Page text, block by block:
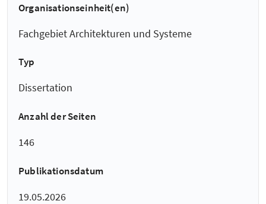
Organisationseinheit(en)
Fachgebiet Architekturen und Systeme
Typ
Dissertation
Anzahl der Seiten
146
Publikationsdatum
19.05.2026